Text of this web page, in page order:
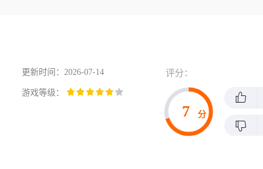
更新时间：2026-07-14
游戏等级：
评分：
7 分